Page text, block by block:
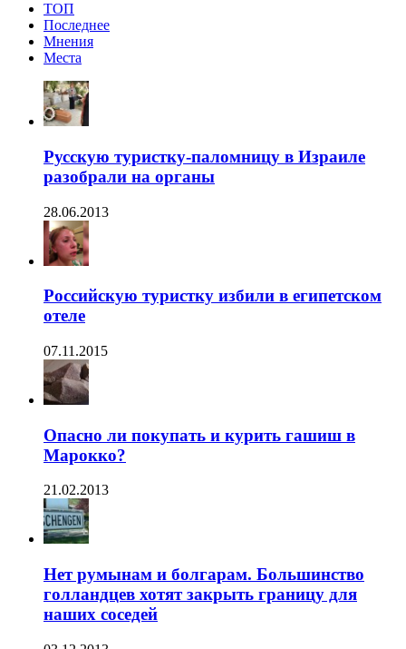
ТОП
Последнее
Мнения
Места
Русскую туристку-паломницу в Израиле
разобрали на органы
28.06.2013
Российскую туристку избили в египетском
отеле
07.11.2015
Опасно ли покупать и курить гашиш в
Марокко?
21.02.2013
Нет румынам и болгарам. Большинство
голландцев хотят закрыть границу для
наших соседей